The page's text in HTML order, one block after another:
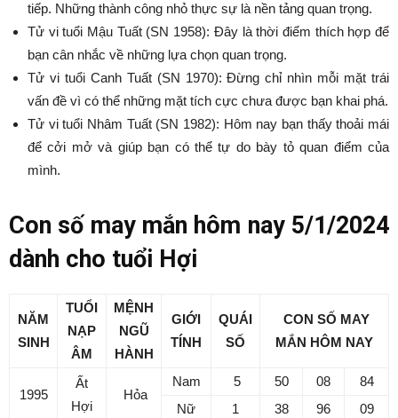
tiếp. Những thành công nhỏ thực sự là nền tảng quan trọng.
Tử vi tuổi Mậu Tuất (SN 1958): Đây là thời điểm thích hợp để
bạn cân nhắc về những lựa chọn quan trọng.
Tử vi tuổi Canh Tuất (SN 1970): Đừng chỉ nhìn mỗi mặt trái
vấn đề vì có thể những mặt tích cực chưa được bạn khai phá.
Tử vi tuổi Nhâm Tuất (SN 1982): Hôm nay bạn thấy thoải mái
để cởi mở và giúp bạn có thể tự do bày tỏ quan điểm của
mình.
Con số may mắn hôm nay 5/1/2024
dành cho tuổi Hợi
NĂM
SINH
TUỔI
NẠP
ÂM
MỆNH
NGŨ
HÀNH
GIỚI
TÍNH
QUÁI
SỐ
CON SỐ MAY
MẮN HÔM NAY
1995
Ất
Hợi
Hỏa
Nam 5 50 08
84
Nữ
1 38 96 09